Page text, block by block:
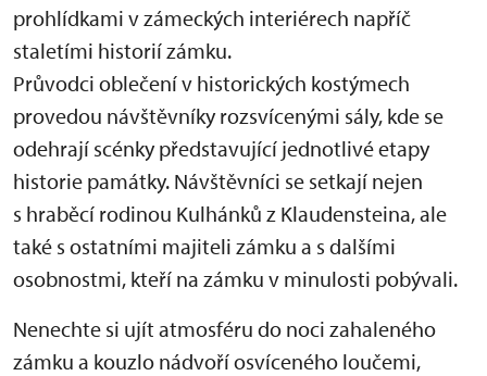
prohlídkami v zámeckých interiérech napříč
staletími historií zámku.
Průvodci oblečení v historických kostýmech
provedou návštěvníky rozsvícenými sály, kde se
odehrají scénky představující jednotlivé etapy
historie památky. Návštěvníci se setkají nejen
s hraběcí rodinou Kulhánků z Klaudensteina, ale
také s ostatními majiteli zámku a s dalšími
osobnostmi, kteří na zámku v minulosti pobývali.
Nenechte si ujít atmosféru do noci zahaleného
zámku a kouzlo nádvoří osvíceného loučemi,